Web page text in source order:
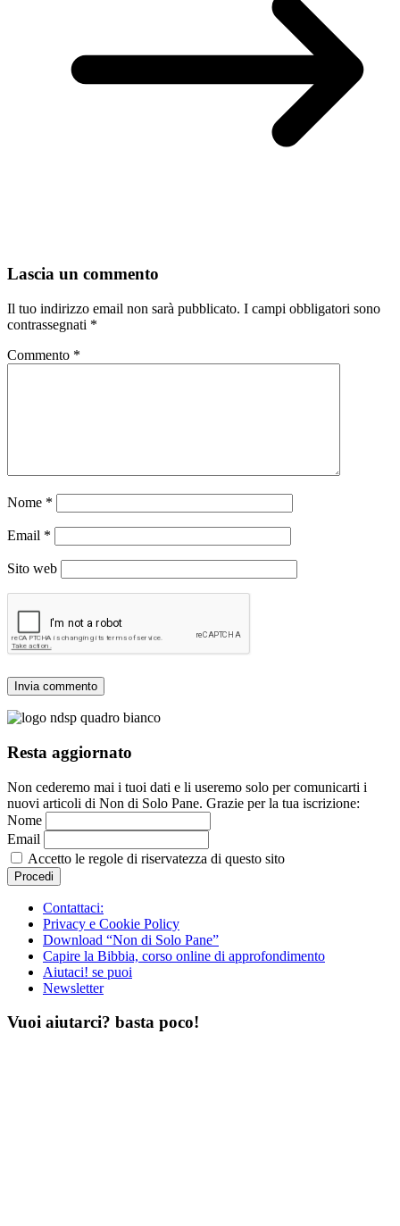
Lascia un commento
Il tuo indirizzo email non sarà pubblicato. I campi obbligatori sono
contrassegnati *
Commento *
Nome *
Email *
Sito web
Resta aggiornato
Non cederemo mai i tuoi dati e li useremo solo per comunicarti i
nuovi articoli di Non di Solo Pane. Grazie per la tua iscrizione:
Nome
Email
Accetto le regole di riservatezza di questo sito
Contattaci:
Privacy e Cookie Policy
Download “Non di Solo Pane”
Capire la Bibbia, corso online di approfondimento
Aiutaci! se puoi
Newsletter
Vuoi aiutarci? basta poco!